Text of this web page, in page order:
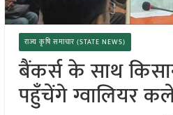
राज्य कृषि समाचार (STATE NEWS)
बैंकर्स के साथ
पहुँचेंगे ग्वालियर